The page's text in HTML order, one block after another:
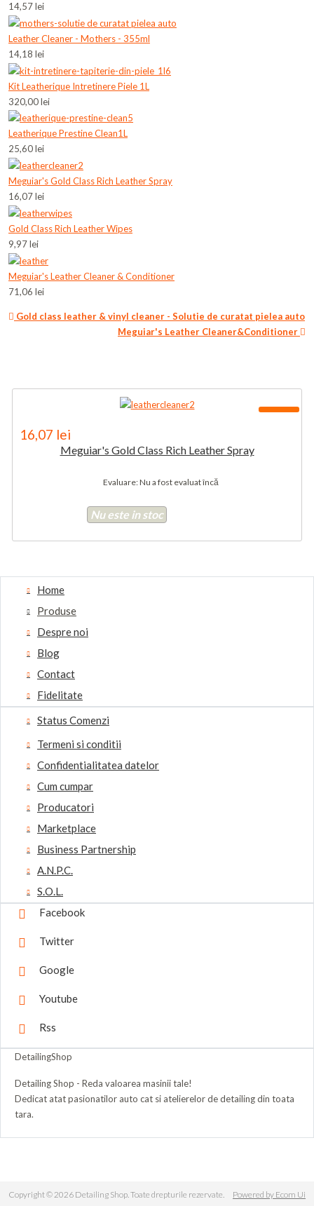
14,57 lei
Leather Cleaner - Mothers - 355ml
14,18 lei
Kit Leatherique Intretinere Piele 1L
320,00 lei
Leatherique Prestine Clean1L
25,60 lei
Meguiar's Gold Class Rich Leather Spray
16,07 lei
Gold Class Rich Leather Wipes
9,97 lei
Meguiar's Leather Cleaner & Conditioner
71,06 lei
Gold class leather & vinyl cleaner - Solutie de curatat pielea auto
Meguiar's Leather Cleaner&Conditioner
-80%
16,07 lei
Meguiar's Gold Class Rich Leather Spray
Evaluare: Nu a fost evaluat încă
Nu este in stoc
Home
Produse
Despre noi
Blog
Contact
Fidelitate
Status Comenzi
Termeni si conditii
Confidentialitatea datelor
Cum cumpar
Producatori
Marketplace
Business Partnership
A.N.P.C.
S.O.L.
Facebook
Twitter
Google
Youtube
Rss
DetailingShop
Detailing Shop - Reda valoarea masinii tale!
Dedicat atat pasionatilor auto cat si atelierelor de detailing din toata
tara.
Copyright © 2026 Detailing Shop. Toate drepturile rezervate. Powered by Ecom Ui